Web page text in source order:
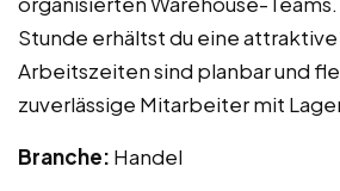
Stunde erhältst du eine
Arbeitszeiten sind planbar und
zuverlässige Mitarbeiter mit
Branche: Handel